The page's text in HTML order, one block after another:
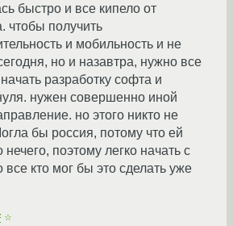
быстро и все кипело от
чтобы получить
и мобильность и не
но и назавтра, нужно все
разработку софта и
нужен совершенно иной
но этого никто не
бы россия, потому что ей
нечего, поэтому легко начать с
все кто мог бы это сделать уже
☆